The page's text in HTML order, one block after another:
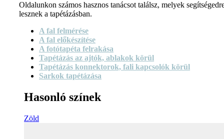
Oldalunkon számos hasznos tanácsot találsz, melyek
lesznek a tapétázásban.
A fal felmérése
A fal előkészítése
A fotótapéta felrakása
Tapétázás az ajtók, ablakok körül
Tapétázás konnektorok, fali kapcsolók körül
Sarkok tapétázása
Hasonló színek
Zöld